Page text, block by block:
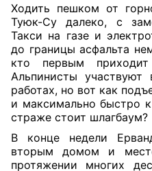
Ходить пешком от
Туюк-Су далеко, с
Такси на газе и
до границы асфальта
кто первым
Альпинисты участвуют
работах, но вот как
и максимально быстро
страже стоит шлагбаум?
В конце недели
вторым домом и
протяжении многих